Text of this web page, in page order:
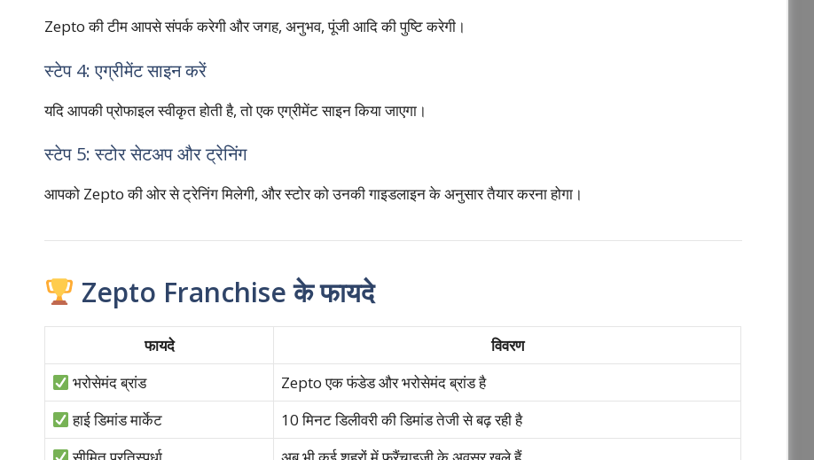
Zepto की टीम आपसे संपर्क करेगी और जगह, अनुभव, पूंजी आदि की पुष्टि करेगी।
स्टेप 4: एग्रीमेंट साइन करें
यदि आपकी प्रोफाइल स्वीकृत होती है, तो एक एग्रीमेंट साइन किया जाएगा।
स्टेप 5: स्टोर सेटअप और ट्रेनिंग
आपको Zepto की ओर से ट्रेनिंग मिलेगी, और स्टोर को उनकी गाइडलाइन के अनुसार तैयार करना होगा।
Zepto Franchise के फायदे
फायदे
विवरण
भरोसेमंद ब्रांड
Zepto एक फंडेड और भरोसेमंद ब्रांड है
हाई डिमांड मार्केट
10 मिनट डिलीवरी की डिमांड तेजी से बढ़ रही है